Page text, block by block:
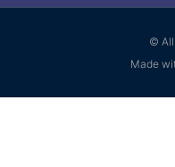
© All
Made